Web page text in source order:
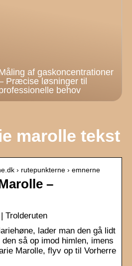
af gaskoncentrationer
Præcise løsninger til
behov
marolle tekst
› rutepunkterne › emnerne
–
Trolderuten
lader man den gå lidt
så op imod himlen, imens
Marolle, flyv op til Vorherre